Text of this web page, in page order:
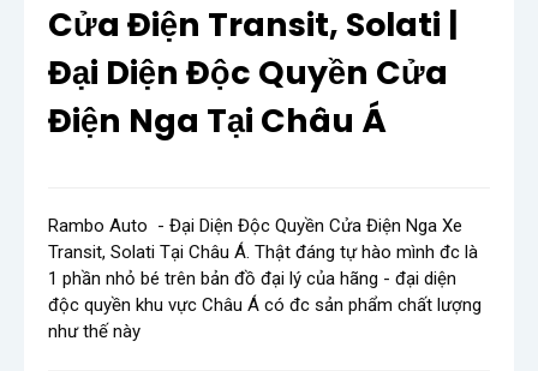
Cửa Điện Transit, Solati |
Đại Diện Độc Quyền Cửa
Điện Nga Tại Châu Á
Rambo Auto  - Đại Diện Độc Quyền Cửa Điện Nga Xe
Transit, Solati Tại Châu Á. Thật đáng tự hào mình đc là
1 phần nhỏ bé trên bản đồ đại lý của hãng - đại diện
độc quyền khu vực Châu Á có đc sản phẩm chất lượng
như thế này